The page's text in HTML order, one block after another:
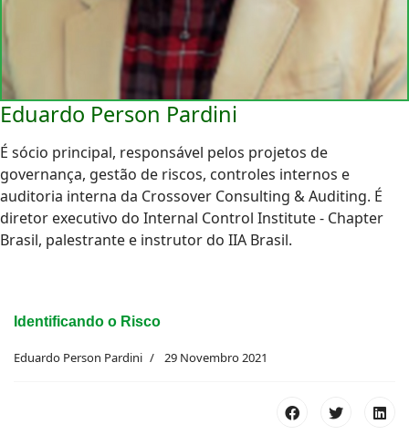
Eduardo Person Pardini
É sócio principal, responsável pelos projetos de
governança, gestão de riscos, controles internos e
auditoria interna da Crossover Consulting & Auditing. É
diretor executivo do Internal Control Institute - Chapter
Brasil, palestrante e instrutor do IIA Brasil.
Identificando o Risco
Eduardo Person Pardini 29 Novembro 2021